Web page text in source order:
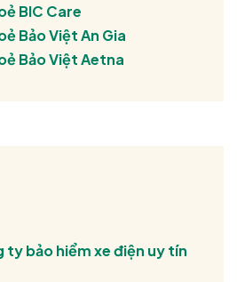
BIC Care
Bảo Việt An Gia
Bảo Việt Aetna
ty bảo hiểm xe điện uy tín